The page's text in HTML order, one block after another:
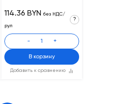
Добавить к сравнению
114.36 BYN без НДС/
рул
?
- +
В корзину